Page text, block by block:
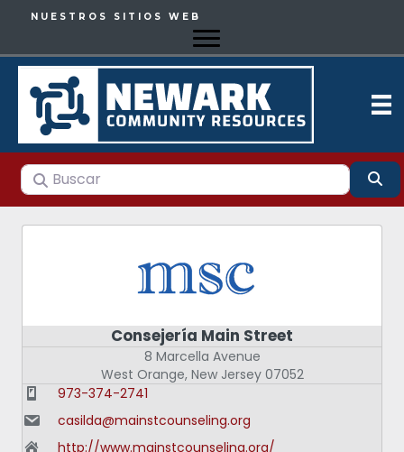
NUESTROS SITIOS WEB
Buscar
Consejería Main Street
8 Marcella Avenue
West Orange, New Jersey 07052
973-374-2741
casilda@mainstcounseling.org
http://www.mainstcounseling.org/